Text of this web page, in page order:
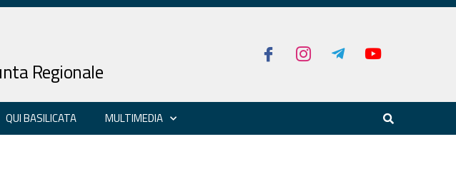
Regionale
QUI BASILICATA MULTIMEDIA